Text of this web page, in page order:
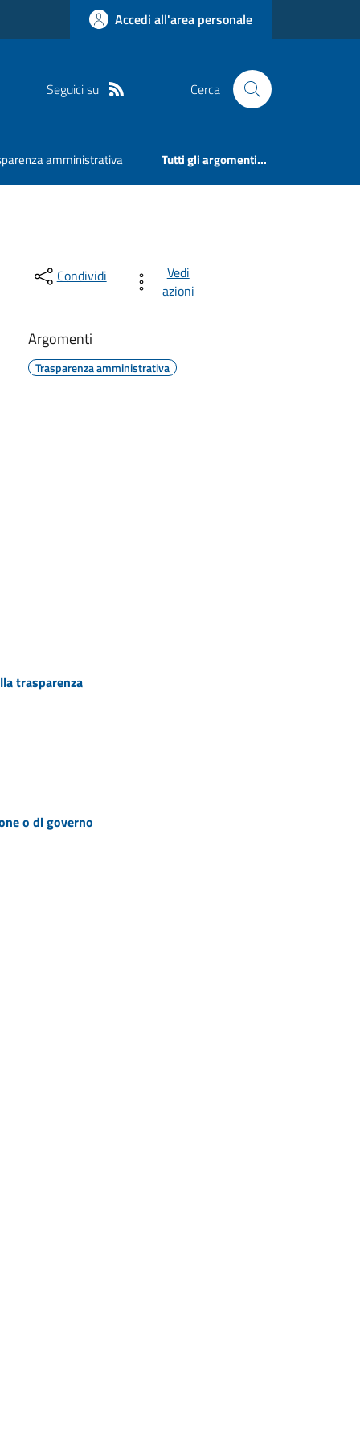
Accedi all'area personale
Seguici su Cerca
amministrativa Tutti gli argomenti...
Condividi
Vedi
azioni
Argomenti
Trasparenza amministrativa
trasparenza
o di governo